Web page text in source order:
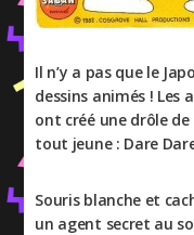
Il n’y a pas que le
dessins animés !
ont créé une drôle
tout jeune : Dare
Souris blanche et
un agent secret au